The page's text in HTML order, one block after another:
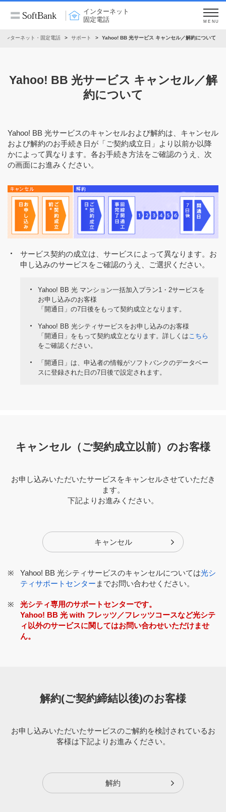
インターネット
固定電話
MENU
インターネット・固定電話 サポート Yahoo! BB 光サービス キャンセル／解約について
Yahoo! BB 光サービス キャンセル／解
約について
Yahoo! BB 光サービスのキャンセルおよび解約は、キャンセル
および解約のお手続き日が「ご契約成立日」より以前か以降
かによって異なります。各お手続き方法をご確認のうえ、次
の画面にお進みください。
サービス契約の成立は、サービスによって異なります。お
申し込みのサービスをご確認のうえ、ご選択ください。
Yahoo! BB 光 マンション一括加入プラン1・2サービスを
お申し込みのお客様
「開通日」の7日後をもって契約成立となります。
Yahoo! BB 光シティサービスをお申し込みのお客様
「開通日」をもって契約成立となります。詳しくはこちら
をご確認ください。
「開通日」は、申込者の情報がソフトバンクのデータベー
スに登録された日の7日後で設定されます。
キャンセル（ご契約成立以前）のお客様
お申し込みいただいたサービスをキャンセルさせていただき
ます。
下記よりお進みください。
キャンセル
Yahoo! BB 光シティサービスのキャンセルについては光シ
ティサポートセンター までお問い合わせください。
光シティ専用のサポートセンターです。
Yahoo! BB 光 with フレッツ／フレッツコースなど光シテ
ィ以外のサービスに関してはお問い合わせいただけませ
ん。
解約(ご契約締結以後)のお客様
お申し込みいただいたサービスのご解約を検討されているお
客様は下記よりお進みください。
解約